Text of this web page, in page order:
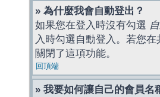
» 為什麼我會自動登出？
如果您在登入時沒有勾選
入時勾選自動登入。若您
關閉了這項功能。
回頂端
» 我要如何讓自己的會員名